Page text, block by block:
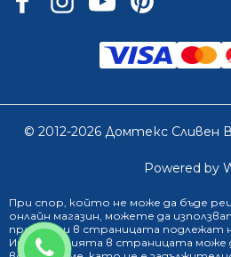
0888 249 719
© 2012-2026 Домтекс Сливен
Powered by
При спор, който не може да бъде
онлайн магазин, можете да
продукти в страницата подлежат
Информацията в страницата може